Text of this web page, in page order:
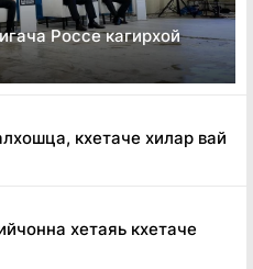
Россе кагирхой
кхетаче хилар вай
хетаяь кхетаче